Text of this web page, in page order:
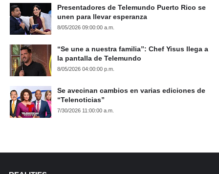
Presentadores de Telemundo Puerto Rico se
unen para llevar esperanza
8/05/2026 09:00:00 a.m.
“Se une a nuestra familia”: Chef Yisus llega a
la pantalla de Telemundo
8/05/2026 04:00:00 p.m.
Se avecinan cambios en varias ediciones de
“Telenoticias”
7/30/2026 11:00:00 a.m.